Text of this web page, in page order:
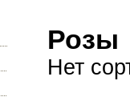
Розы
Нет